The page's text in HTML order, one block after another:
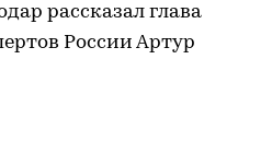
рассказал глава
России Артур